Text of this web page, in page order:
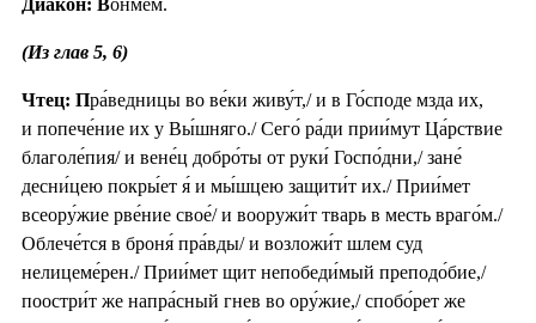
(Из глав 5, 6)
Чтец: Пра́ведницы во ве́ки живу́т,/ и в Го́споде мзда их,
и попече́ние их у Вы́шняго./ Сего́ ра́ди прии́мут Ца́рствие
благоле́пия/ и вене́ц добро́ты от руки́ Госпо́дни,/ зане́
десни́цею покры́ет я́ и мы́шцею защити́т их./ Прии́мет
всеору́жие рве́ние свое́/ и вооружи́т тварь в месть враго́м./
Облече́тся в броня́ пра́вды/ и возложи́т шлем суд
нелицеме́рен./ Прии́мет щит непобеди́мый преподо́бие,/
поостри́т же напра́сный гнев во ору́жие,/ спобо́рет же